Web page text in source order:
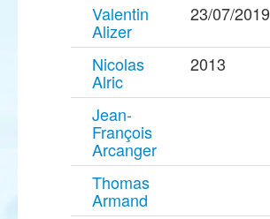
Valentin
Alizer
23/07/2019
Nicolas
Alric
2013
Jean-
François
Arcanger
Thomas
Armand